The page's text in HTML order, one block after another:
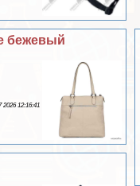
бежевый
2026 12:16:41